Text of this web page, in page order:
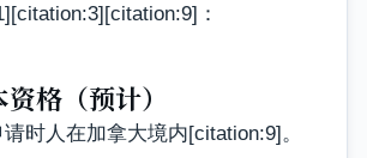
：
格（预计）
请时人在加拿大境内[citation:9]。